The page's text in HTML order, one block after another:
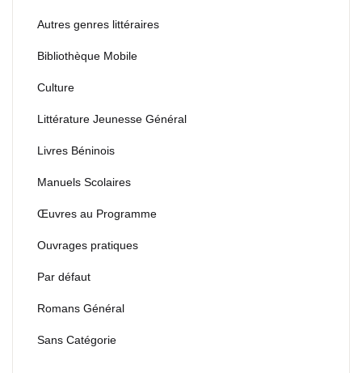
Autres genres littéraires
Bibliothèque Mobile
Culture
Littérature Jeunesse Général
Livres Béninois
Manuels Scolaires
Œuvres au Programme
Ouvrages pratiques
Par défaut
Romans Général
Sans Catégorie